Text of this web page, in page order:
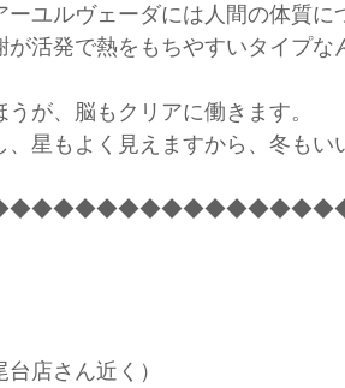
ユルヴェーダには人間の体質に
活発で熱をもちやすいタイプな
が、脳もクリアに働きます。
星もよく見えますから、冬もい
店さん近く）